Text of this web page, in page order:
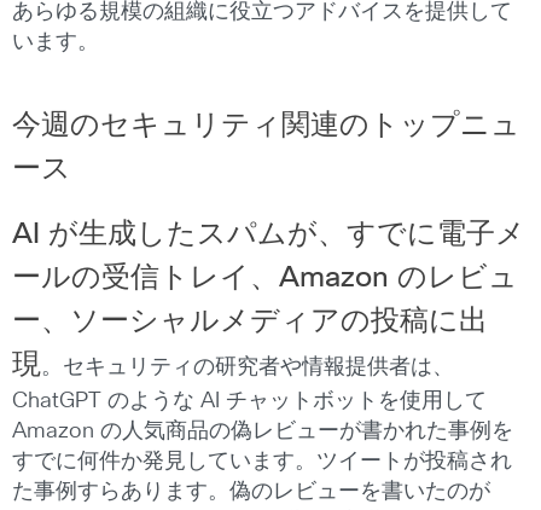
あらゆる規模の組織に役立つアドバイスを提供して
います。
今週のセキュリティ関連のトップニュ
ース
AI が生成したスパムが、すでに電子メ
ールの受信トレイ、 Amazon のレビュ
ー、ソーシャルメディアの投稿に出
現。セキュリティの研究者や情報提供者は、
ChatGPT のような AI チャットボットを使用して
Amazon の人気商品の偽レビューが書かれた事例を
すでに何件か発見しています。ツイートが投稿され
た事例すらあります。偽のレビューを書いたのが